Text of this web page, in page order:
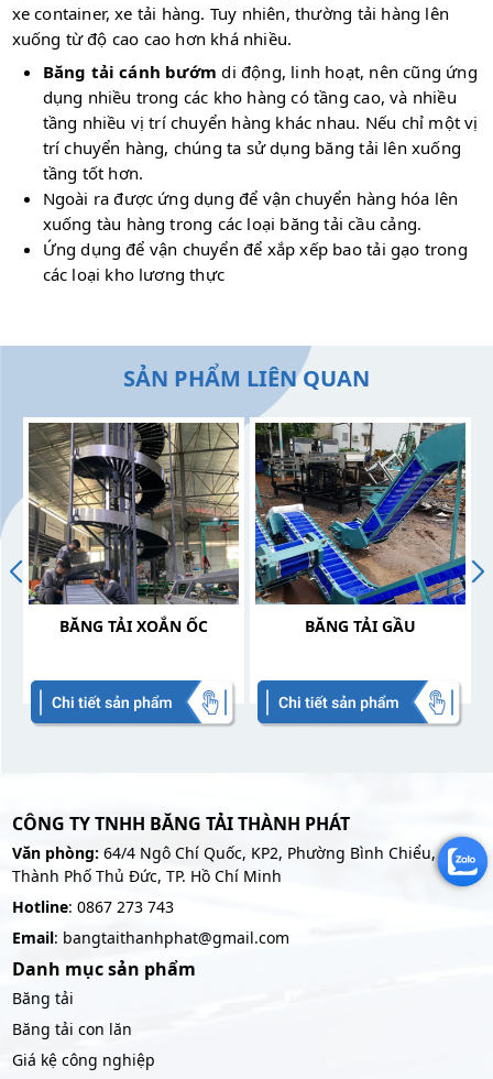
xe container, xe tải hàng. Tuy nhiên, thường tải hàng lên
xuống từ độ cao cao hơn khá nhiều.
Băng tải cánh bướm di động, linh hoạt, nên cũng ứng
dụng nhiều trong các kho hàng có tầng cao, và nhiều
tầng nhiều vị trí chuyển hàng khác nhau. Nếu chỉ một vị
trí chuyển hàng, chúng ta sử dụng băng tải lên xuống
tầng tốt hơn.
Ngoài ra được ứng dụng để vận chuyển hàng hóa lên
xuống tàu hàng trong các loại băng tải cầu cảng.
Ứng dụng để vận chuyển để xắp xếp bao tải gạo trong
các loại kho lương thực
SẢN PHẨM LIÊN QUAN
BĂNG TẢI XOẮN ỐC BĂNG TẢI GẦU
CÔNG TY TNHH BĂNG TẢI THÀNH PHÁT
Văn phòng:64/4 Ngô Chí Quốc, KP2, Phường Bình Chiểu,
Thành Phố Thủ Đức, TP. Hồ Chí Minh
Hotline: 0867 273 743
Email: bangtaithanhphat@gmail.com
Danh mục sản phẩm
Băng tải
Băng tải con lăn
Giá kệ công nghiệp